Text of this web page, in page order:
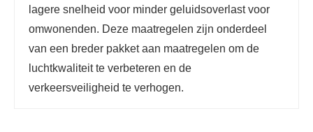
lagere snelheid voor minder geluidsoverlast voor
omwonenden. Deze maatregelen zijn onderdeel
van een breder pakket aan maatregelen om de
luchtkwaliteit te verbeteren en de
verkeersveiligheid te verhogen.